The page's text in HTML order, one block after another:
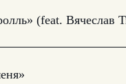
(feat. Вячеслав